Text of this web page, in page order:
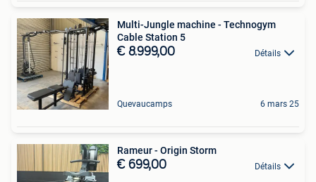
Multi-Jungle machine - Technogym
Cable Station 5
€ 8.999,00 Détails
Quevaucamps 6 mars 25
Rameur - Origin Storm
€ 699,00 Détails